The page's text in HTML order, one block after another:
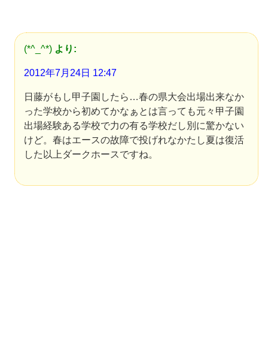
(*^_^*) より:
2012年7月24日 12:47
日藤がもし甲子園したら…春の県大会出場出来なか
った学校から初めてかなぁ とは言っても元々甲子園
出場経験ある学校で力の有る学校だし別に驚かない
けど。春はエースの故障で投げれなかたし夏は復活
した以上ダークホースですね。